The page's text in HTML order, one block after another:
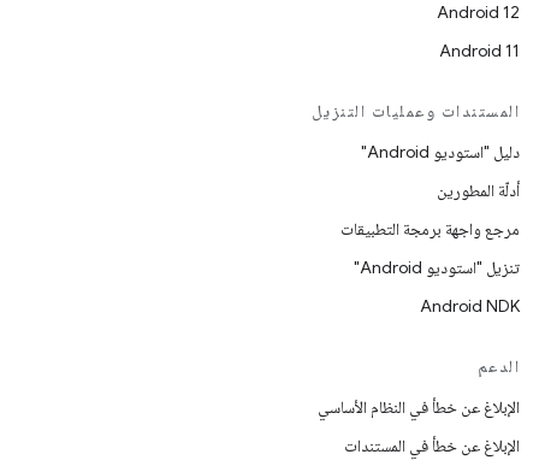
Android 12
Android 11
المستندات وعمليات التنزيل
دليل "استوديو Android"
أدلّة المطورين
مرجع واجهة برمجة التطبيقات
تنزيل "استوديو Android"
Android NDK
الدعم
الإبلاغ عن خطأ في النظام الأساسي
الإبلاغ عن خطأ في المستندات